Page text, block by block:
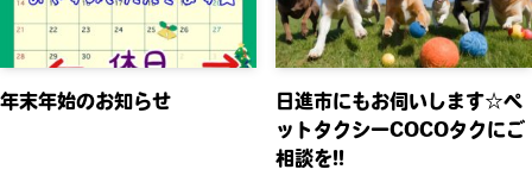
年末年始のお知らせ
日進市にもお伺いします☆ペ
ットタクシーCOCOタクにご
相談を!!